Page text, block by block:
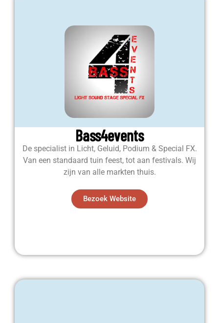
Bass4events
De specialist in Licht, Geluid, Podium & Special FX.
Van een standaard tuin feest, tot aan festivals. Wij
zijn van alle markten thuis.
Bezoek Website